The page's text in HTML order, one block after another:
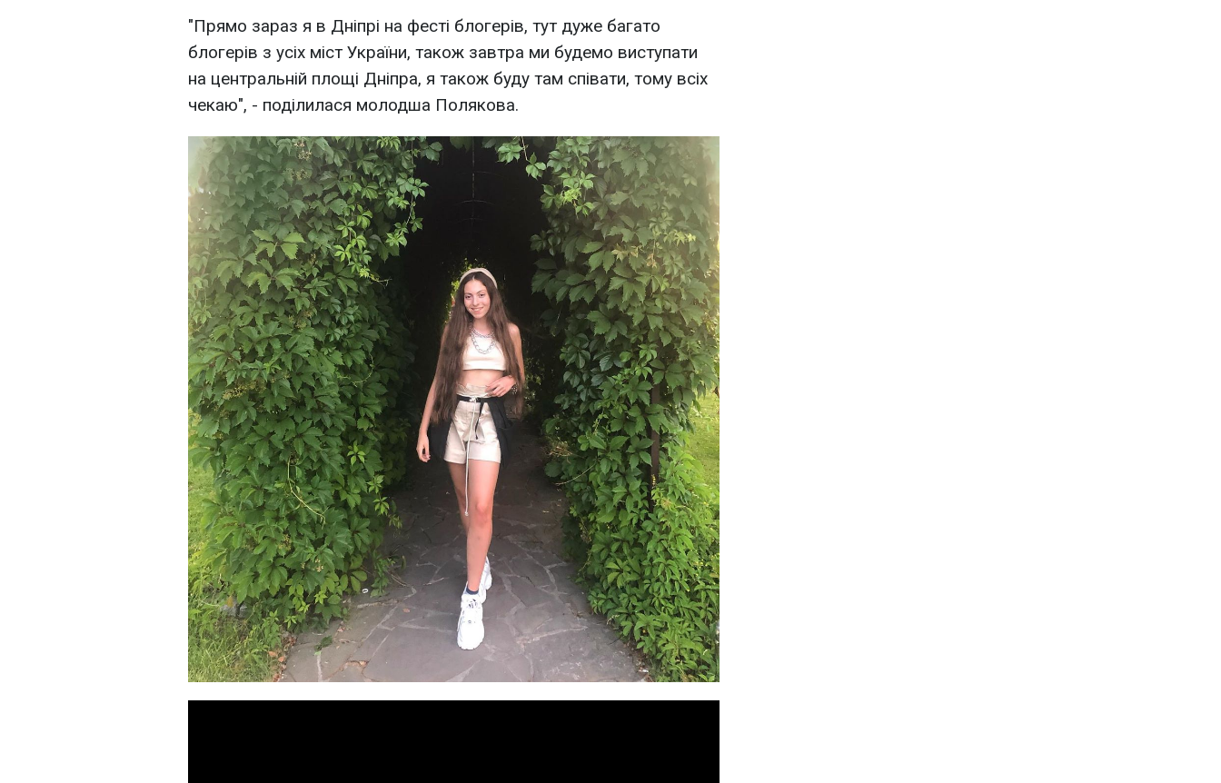
"Прямо зараз я в Дніпрі на фесті блогерів, тут дуже багато
блогерів з усіх міст України, також завтра ми будемо виступати
на центральній площі Дніпра, я також буду там співати, тому всіх
чекаю", - поділилася молодша Полякова.